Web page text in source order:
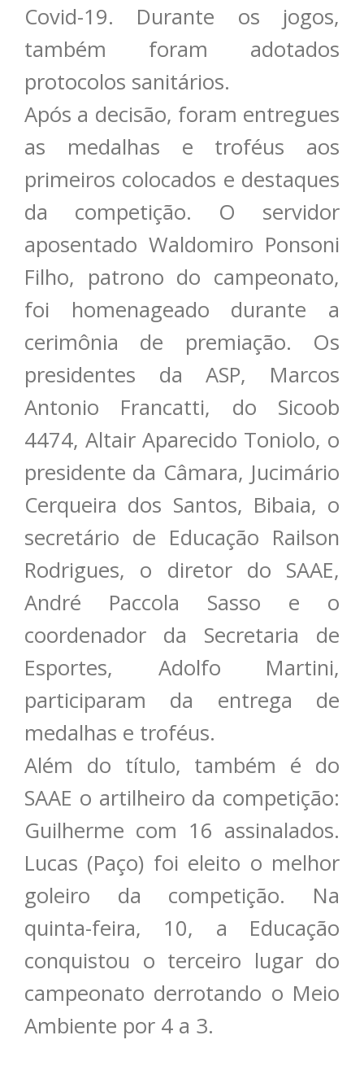
Covid-19. Durante os jogos,
também foram adotados
protocolos sanitários.
Após a decisão, foram entregues
as medalhas e troféus aos
primeiros colocados e destaques
da competição. O servidor
aposentado Waldomiro Ponsoni
Filho, patrono do campeonato,
foi homenageado durante a
cerimônia de premiação. Os
presidentes da ASP, Marcos
Antonio Francatti, do Sicoob
4474, Altair Aparecido Toniolo, o
presidente da Câmara, Jucimário
Cerqueira dos Santos, Bibaia, o
secretário de Educação Railson
Rodrigues, o diretor do SAAE,
André Paccola Sasso e o
coordenador da Secretaria de
Esportes, Adolfo Martini,
participaram da entrega de
medalhas e troféus.
Além do título, também é do
SAAE o artilheiro da competição:
Guilherme com 16 assinalados.
Lucas (Paço) foi eleito o melhor
goleiro da competição. Na
quinta-feira, 10, a Educação
conquistou o terceiro lugar do
campeonato derrotando o Meio
Ambiente por 4 a 3.